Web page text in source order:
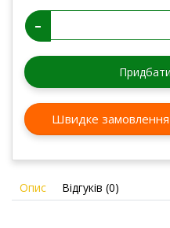
-
Придбати
Швидке замовлення
Опис Відгуків (0)